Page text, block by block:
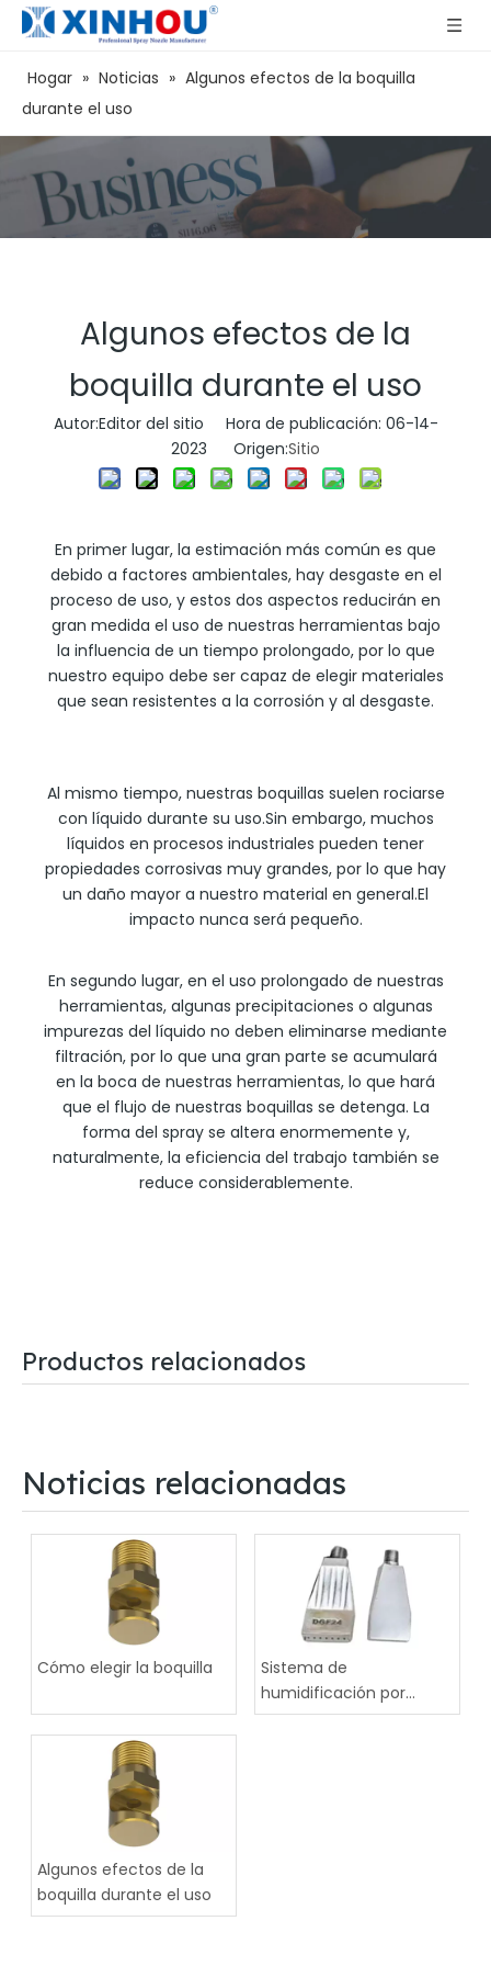
Hogar » Noticias » Algunos efectos de la boquilla
durante el uso
Algunos efectos de la
boquilla durante el uso
Autor:Editor del sitio Hora de publicación: 06-14-
2023 Origen:Sitio
En primer lugar, la estimación más común es que
debido a factores ambientales, hay desgaste en el
proceso de uso, y estos dos aspectos reducirán en
gran medida el uso de nuestras herramientas bajo
la influencia de un tiempo prolongado, por lo que
nuestro equipo debe ser capaz de elegir materiales
que sean resistentes a la corrosión y al desgaste.
Al mismo tiempo, nuestras boquillas suelen rociarse
con líquido durante su uso.Sin embargo, muchos
líquidos en procesos industriales pueden tener
propiedades corrosivas muy grandes, por lo que hay
un daño mayor a nuestro material en general.El
impacto nunca será pequeño.
En segundo lugar, en el uso prolongado de nuestras
herramientas, algunas precipitaciones o algunas
impurezas del líquido no deben eliminarse mediante
filtración, por lo que una gran parte se acumulará
en la boca de nuestras herramientas, lo que hará
que el flujo de nuestras boquillas se detenga. La
forma del spray se altera enormemente y,
naturalmente, la eficiencia del trabajo también se
reduce considerablemente.
Productos relacionados
Noticias relacionadas
Cómo elegir la boquilla
Sistema de
humidificación por
pulverización
Algunos efectos de la
boquilla durante el uso